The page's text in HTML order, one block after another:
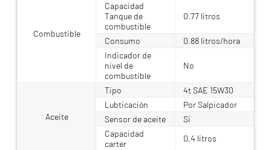
Combustible
Capacidad
Tanque de
combustible
0.77 litros
Consumo
0.88 litros/hora
Indicador de
nivel de
combustible
No
Aceite
Tipo
4t SAE 15W30
Lubticación
Por Salpicador
Sensor de aceite
Si
Capacidad
carter
0,4 litros